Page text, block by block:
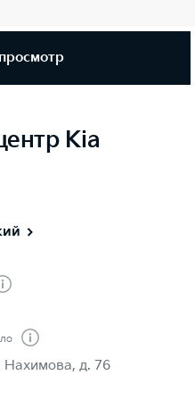
Kia
Нахимова, д. 76